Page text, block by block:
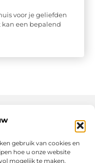
gebruik van cookies en
hoe u onze website
mogelijk te maken.
voor je geliefden
kan een bepalend